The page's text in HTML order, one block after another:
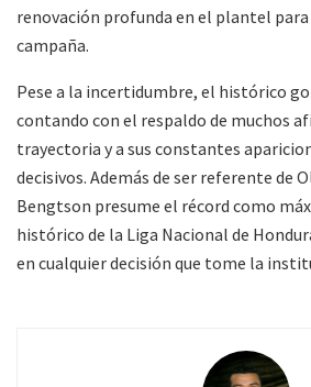
renovación profunda en el plantel
campaña.
Pese a la incertidumbre, el histórico
contando con el respaldo de muchos
trayectoria y a sus constantes
decisivos. Además de ser referente de
Bengtson presume el récord como
histórico de la Liga Nacional de
en cualquier decisión que tome la